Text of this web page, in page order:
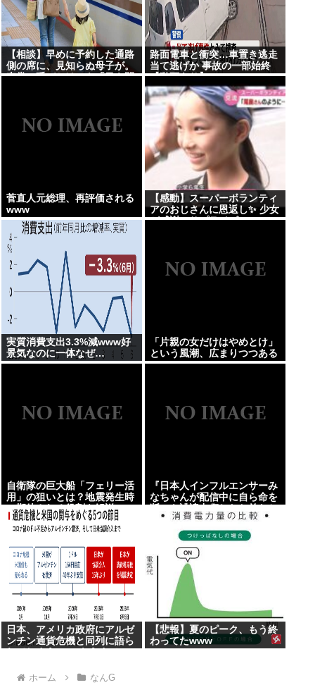
【相談】早めに予約した通路
側の席に、見知らぬ母子が。
車掌の呼びかけにも「目を閉
てしまうのでしょうか？
路面電車と衝突…車置き逃走
当て逃げか 事故の一部始終
【動画あり】
菅直人元総理、再評価される
www
【感動】スーパーボランティ
アのおじさんに恩返し✨ 少女
が感謝のサプライズ
実質消費支出3.3%減www好
景気なのに一体なぜ…
「片親の女だけはやめとけ」
という風潮、広まりつつある
自衛隊の巨大船「フェリー活
用」の狙いとは？地震発生時
に期待される役割を解説
『日本人インフルエンサーみ
なちゃんが配信中に自ら命を
断つも誹謗中傷したお前たち
は哀しき獣な件』
日本、アメリカ政府にアルゼ
ンチン通貨危機と同列に語ら
れてしまうwwwもうすでに
【悲報】夏のピーク、もう終
わってたwww
ホーム なんG